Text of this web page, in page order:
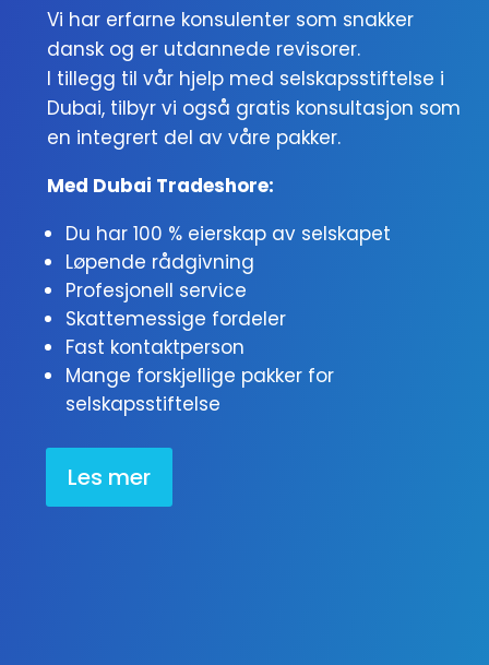
Vi har erfarne konsulenter som snakker
dansk og er utdannede revisorer.
I tillegg til vår hjelp med selskapsstiftelse i
Dubai, tilbyr vi også gratis konsultasjon som
en integrert del av våre pakker.
Med Dubai Tradeshore:
Du har 100 % eierskap av selskapet
Løpende rådgivning
Profesjonell service
Skattemessige fordeler
Fast kontaktperson
Mange forskjellige pakker for
selskapsstiftelse
Les mer